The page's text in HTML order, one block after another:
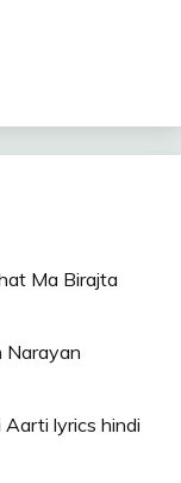
Ma Birajta
Narayan
Aarti lyrics hindi